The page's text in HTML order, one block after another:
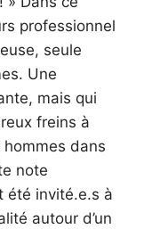
professionnel
seule
Une
mais qui
freins à
hommes dans
note
été invité.e.s à
autour d’un